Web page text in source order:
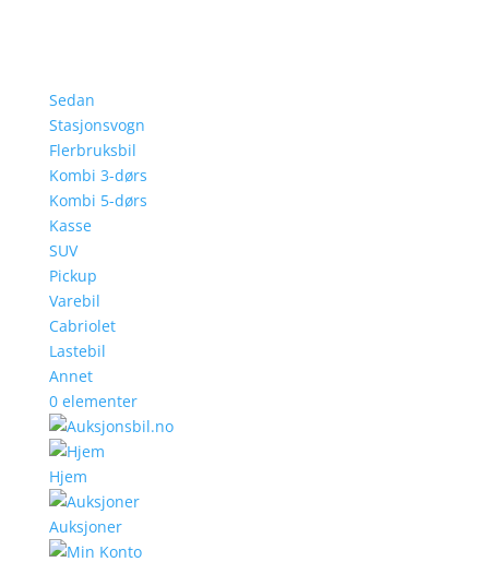
Sedan
Stasjonsvogn
Flerbruksbil
Kombi 3-dørs
Kombi 5-dørs
Kasse
SUV
Pickup
Varebil
Cabriolet
Lastebil
Annet
0 elementer
Hjem
Auksjoner